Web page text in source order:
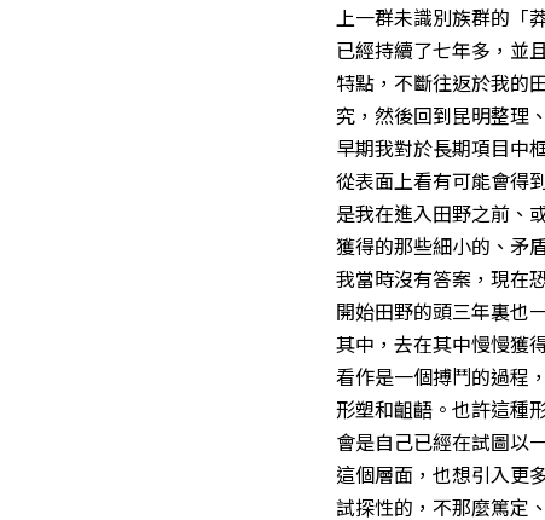
上一群未識別族群的「
已經持續了七年多，並
特點，不斷往返於我的
究，然後回到昆明整理
早期我對於長期項目中
從表面上看有可能會得
是我在進入田野之前、
獲得的那些細小的、矛
我當時沒有答案，現在
開始田野的頭三年裏也
其中，去在其中慢慢獲
看作是一個搏鬥的過程
形塑和齟齬。也許這種
會是自己已經在試圖以
這個層面，也想引入更
試探性的，不那麼篤定